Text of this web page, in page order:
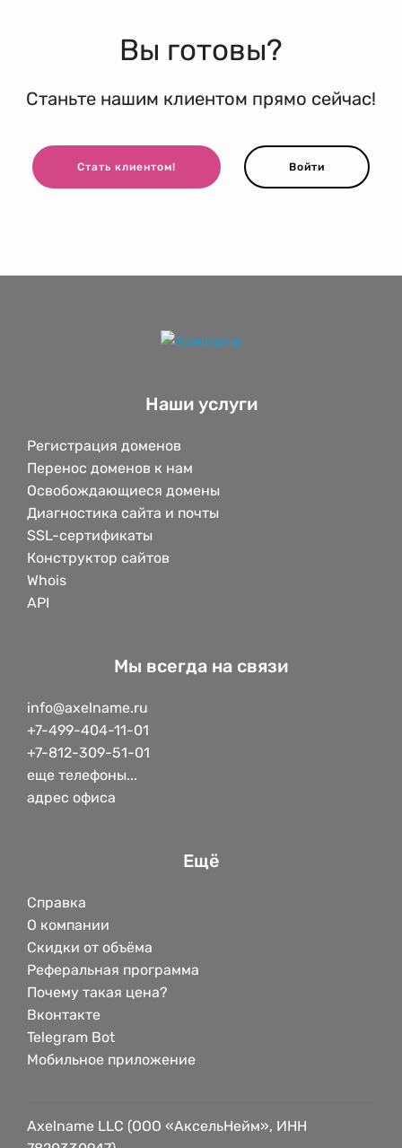
Вы готовы?
Станьте нашим клиентом прямо сейчас!
Стать клиентом! Войти
Наши услуги
Регистрация доменов
Перенос доменов к нам
Освобождающиеся домены
Диагностика сайта и почты
SSL-сертификаты
Конструктор сайтов
Whois
API
Мы всегда на связи
info@axelname.ru
+7-499-404-11-01
+7-812-309-51-01
еще телефоны...
адрес офиса
Ещё
Справка
О компании
Скидки от объёма
Реферальная программа
Почему такая цена?
Вконтакте
Telegram Bot
Мобильное приложение
Axelname LLC (ООО «АксельНейм», ИНН